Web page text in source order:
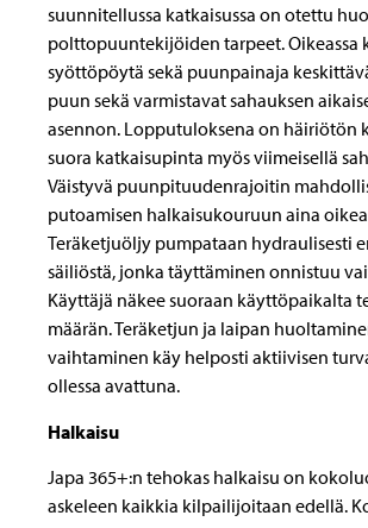
suunnitellussa katkaisussa on otettu
polttopuuntekijöiden tarpeet. Oikeassa
syöttöpöytä sekä puunpainaja
puun sekä varmistavat sahauksen
asennon. Lopputuloksena on häiriötön
suora katkaisupinta myös viimeisellä
Väistyvä puunpituudenrajoitin
putoamisen halkaisukouruun aina
Teräketjuöljy pumpataan hydraulisesti
säiliöstä, jonka täyttäminen onnistuu
Käyttäjä näkee suoraan käyttöpaikalta
määrän. Teräketjun ja laipan
vaihtaminen käy helposti aktiivisen
ollessa avattuna.
Halkaisu
Japa 365+:n tehokas halkaisu on
askeleen kaikkia kilpailijoitaan edellä.